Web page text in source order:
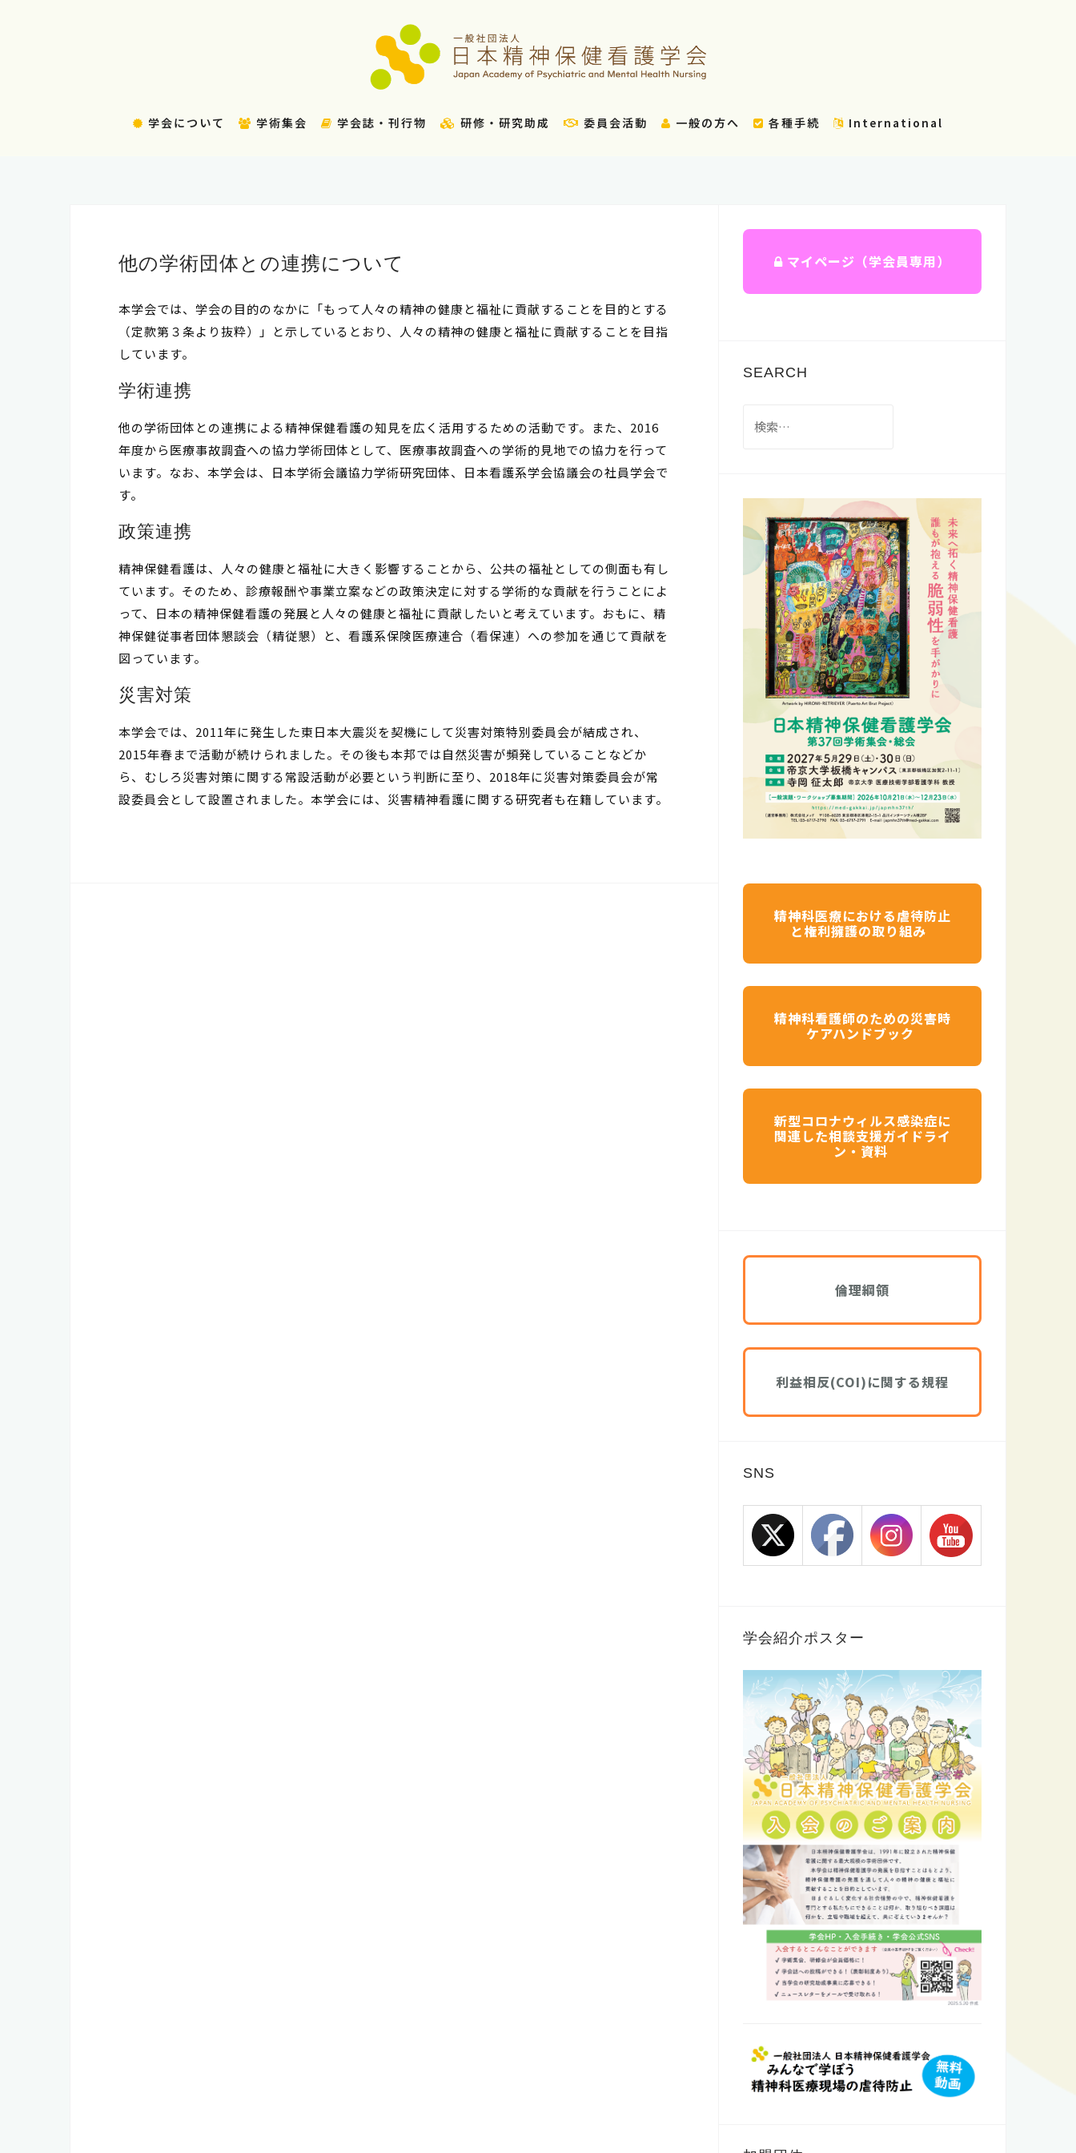
学会について 学術集会 学会誌・刊行物 研修・研究助成 委員会活動 一般の方へ 各種手続 International
他の学術団体との連携について
本学会では、学会の目的のなかに「もって人々の精神の健康と福祉に貢献することを目的とする
（定款第３条より抜粋）」と示しているとおり、人々の精神の健康と福祉に貢献することを目指
しています。
学術連携
他の学術団体との連携による精神保健看護の知見を広く活用するための活動です。また、2016
年度から医療事故調査への協力学術団体として、医療事故調査への学術的見地での協力を行って
います。なお、本学会は、日本学術会議協力学術研究団体、日本看護系学会協議会の社員学会で
す。
政策連携
精神保健看護は、人々の健康と福祉に大きく影響することから、公共の福祉としての側面も有し
ています。そのため、診療報酬や事業立案などの政策決定に対する学術的な貢献を行うことによ
って、日本の精神保健看護の発展と人々の健康と福祉に貢献したいと考えています。おもに、精
神保健従事者団体懇談会（精従懇）と、看護系保険医療連合（看保連）への参加を通じて貢献を
図っています。
災害対策
本学会では、2011年に発生した東日本大震災を契機にして災害対策特別委員会が結成され、
2015年春まで活動が続けられました。その後も本邦では自然災害が頻発していることなどか
ら、むしろ災害対策に関する常設活動が必要という判断に至り、2018年に災害対策委員会が常
設委員会として設置されました。本学会には、災害精神看護に関する研究者も在籍しています。
マイページ（学会員専用）
SEARCH
索:
精神科医療における虐待防止
と権利擁護の取り組み
精神科看護師のための災害時
ケアハンドブック
新型コロナウィルス感染症に
関連した相談支援ガイドライ
ン・資料
倫理綱領
利益相反(COI)に関する規程
SNS
学会紹介ポスター